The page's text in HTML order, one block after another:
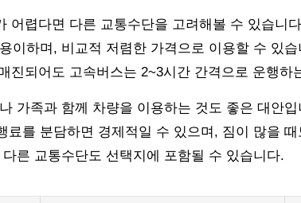
어렵다면 다른 교통수단을 고려해볼 수 있습니
이하며, 비교적 저렴한 가격으로 이용할 수 있
진되어도 고속버스는 2~3시간 간격으로 운행하
가족과 함께 차량을 이용하는 것도 좋은 대안
료를 분담하면 경제적일 수 있으며, 짐이 많을
른 교통수단도 선택지에 포함될 수 있습니다.